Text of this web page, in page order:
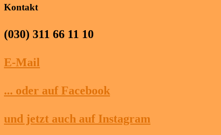
Kontakt
(030) 311 66 11 10
E-Mail
... oder auf Facebook
und jetzt auch auf Instagram